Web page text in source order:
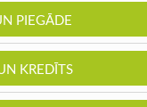
UN PIEGĀDE
UN KREDĪTS